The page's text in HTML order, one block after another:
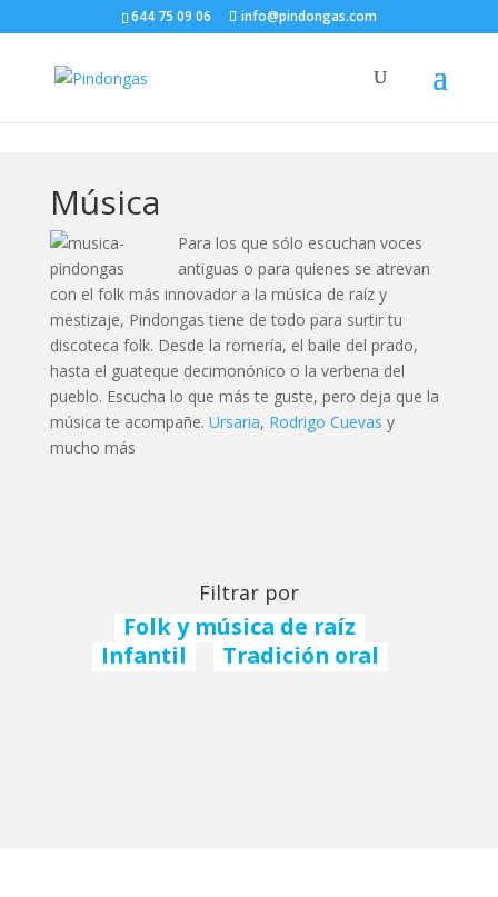
644 75 09 06 info@pindongas.com
Música
Para los que sólo escuchan voces
antiguas o para quienes se atrevan
con el folk más innovador a la música de raíz y
mestizaje, Pindongas tiene de todo para surtir tu
discoteca folk. Desde la romería, el baile del prado,
hasta el guateque decimonónico o la verbena del
pueblo. Escucha lo que más te guste, pero deja que la
música te acompañe. Ursaria, Rodrigo Cuevas y
mucho más
Filtrar por
Folk y música de raíz
Infantil
Tradición oral